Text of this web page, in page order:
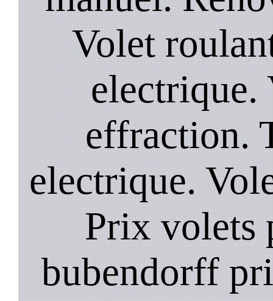
Volet
electrique.
effraction.
electrique.
Prix volets
bubendorff